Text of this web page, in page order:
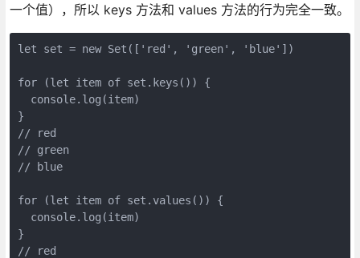
一个值），所以 keys 方法和 values 方法的行为完全一致。
let set = new Set(['red', 'green', 'blue'])
for (let item of set.keys()) {
  console.log(item)
}
// red
// green
// blue
for (let item of set.values()) {
  console.log(item)
}
// red